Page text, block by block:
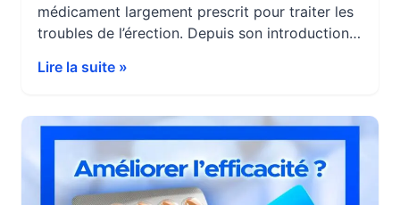
médicament largement prescrit pour traiter les
troubles de l’érection. Depuis son introduction,
dysfonction érectile, offrant à de nombreux
une vie sexuelle satisfaisante. Cependant, pour
optimiser l’efficacité du viagra, il est essentiel
Lire la suite »